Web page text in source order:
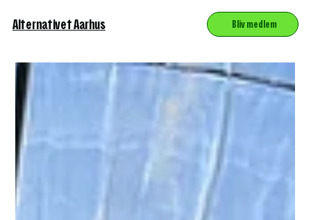
Alternativet Aarhus Bliv medlem